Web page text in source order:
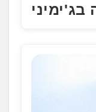
בג'ימיני